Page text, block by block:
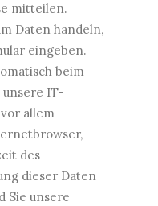
mitteilen.
Daten handeln,
eingeben.
beim
unsere IT-
allem
des
dieser Daten
Sie unsere